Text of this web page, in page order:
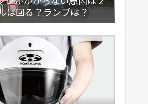
は回る？ランプは？